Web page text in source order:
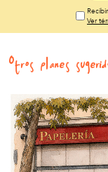
Ver
Otros planes